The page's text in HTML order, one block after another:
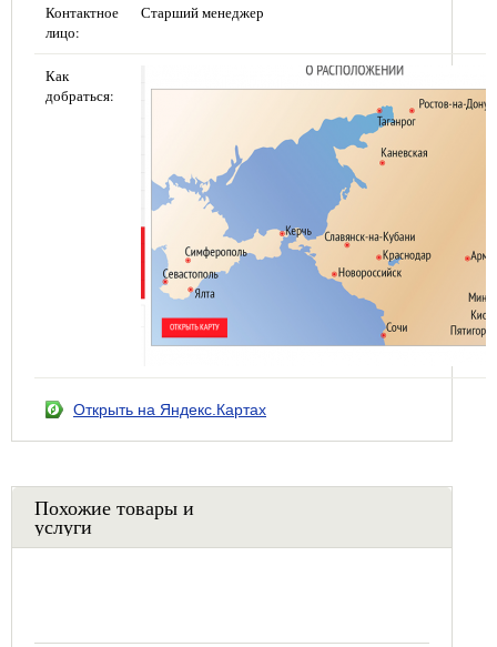
Контактное
лицо:
Старший менеджер
Как
добраться:
Открыть на Яндекс.Картах
Похожие товары и
услуги